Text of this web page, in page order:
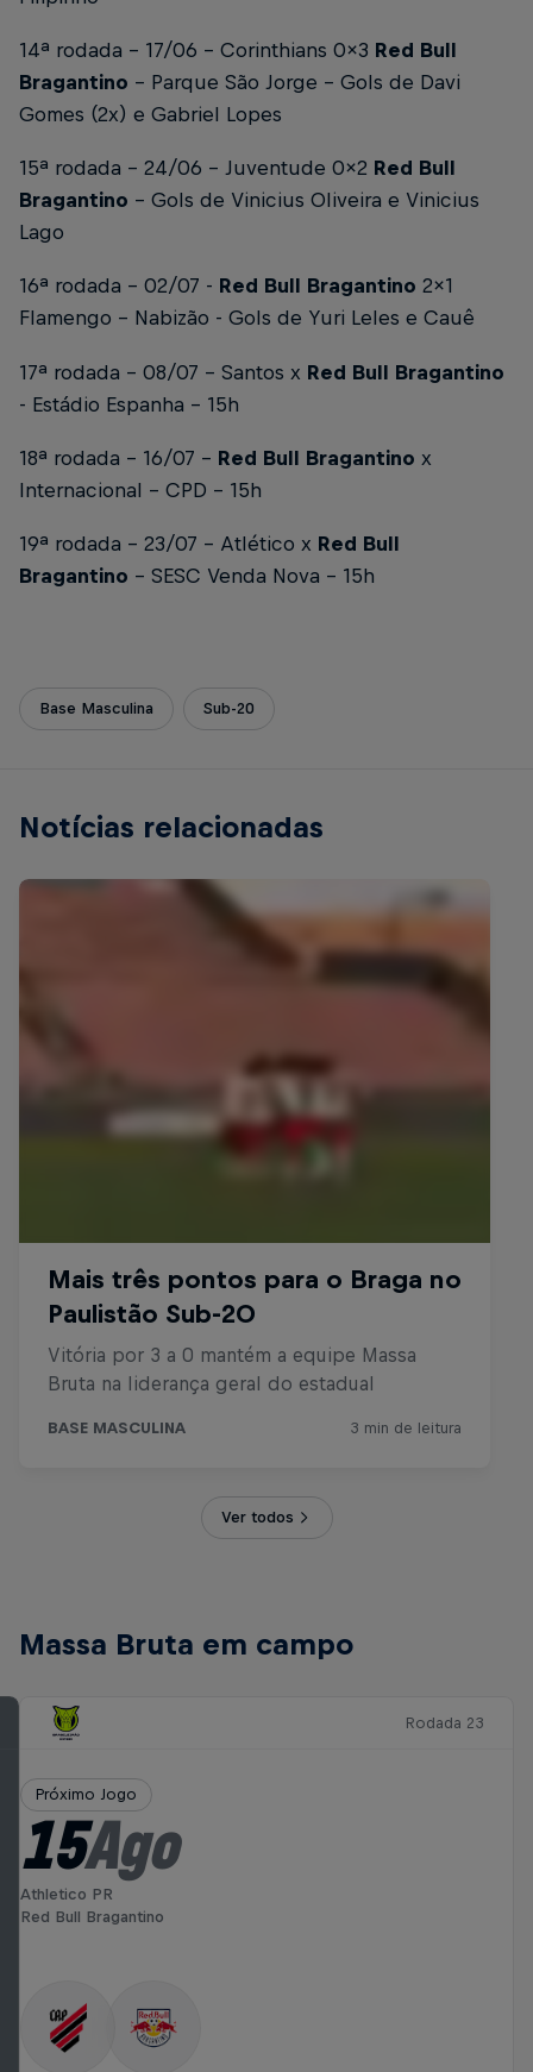
14ª rodada - 17/06 - Corinthians 0x3 Red Bull
Bragantino - Parque São Jorge - Gols de Davi
Gomes (2x) e Gabriel Lopes
15ª rodada - 24/06 - Juventude 0x2 Red Bull
Bragantino - Gols de Vinicius Oliveira e Vinicius
Lago
16ª rodada - 02/07 - Red Bull Bragantino 2x1
Flamengo - Nabizão - Gols de Yuri Leles e Cauê
17ª rodada - 08/07 - Santos x Red Bull Bragantino
- Estádio Espanha - 15h
18ª rodada - 16/07 - Red Bull Bragantino x
Internacional - CPD - 15h
19ª rodada - 23/07 - Atlético x Red Bull
Bragantino - SESC Venda Nova - 15h
Base Masculina Sub-20
Notícias relacionadas
Ver todos
Massa Bruta em campo
Rodada 23
Próximo Jogo
15Ago
Athletico PR
Red Bull Bragantino